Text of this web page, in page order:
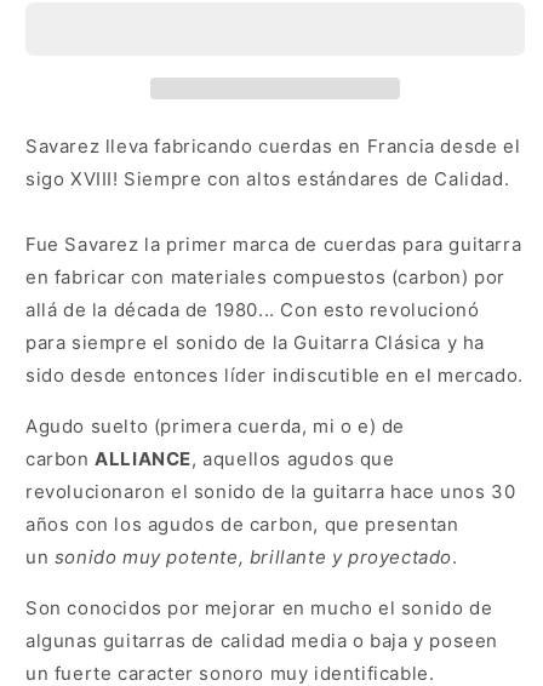
541J
541J
Savarez lleva fabricando cuerdas en Francia desde el
sigo XVIII! Siempre con altos estándares de Calidad.
Fue Savarez la primer marca de cuerdas para guitarra
en fabricar con materiales compuestos (carbon) por
allá de la década de 1980... Con esto revolucionó
para siempre el sonido de la Guitarra Clásica y ha
sido desde entonces líder indiscutible en el mercado.
Agudo suelto (primera cuerda, mi o e) de
carbonALLIANCE, aquellos agudos que
revolucionaron el sonido de la guitarra hace unos 30
años con los agudos de carbon, que presentan
un sonido muy potente, brillante y proyectado.
Son conocidos por mejorar en mucho el sonido de
algunas guitarras de calidad media o baja y poseen
un fuerte caracter sonoro muy identificable.